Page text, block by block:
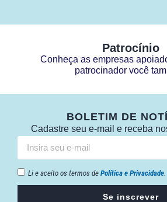
Patrocínio
Conheça as empresas
patrocinador você
BOLETIM DE
Cadastre seu e-mail e receba
Li e aceito os termos de Política e Privacidade.
Se inscrever